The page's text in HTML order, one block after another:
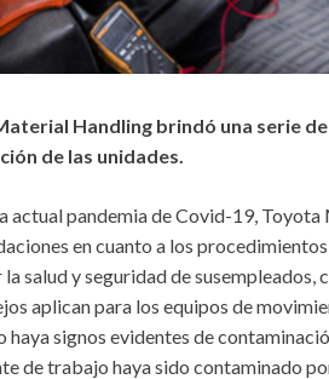
Handling brindó una serie
de las unidades.
actual pandemia de Covid-19,
en cuanto a los
salud y seguridad de susempleados,
aplican para los equipos de
haya signos evidentes de
de trabajo haya sido contaminado